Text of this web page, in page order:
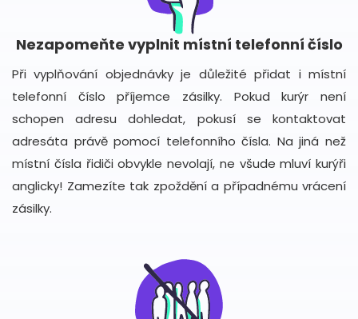
Nezapomeňte vyplnit místní telefonní číslo
Při vyplňování objednávky je důležité přidat i místní
telefonní číslo příjemce zásilky. Pokud kurýr není
schopen adresu dohledat, pokusí se kontaktovat
adresáta právě pomocí telefonního čísla. Na jiná než
místní čísla řidiči obvykle nevolají, ne všude mluví kurýři
anglicky! Zamezíte tak zpoždění a případnému vrácení
zásilky.